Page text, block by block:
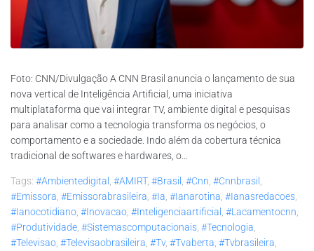
Foto: CNN/Divulgação A CNN Brasil anuncia o lançamento de sua
nova vertical de Inteligência Artificial, uma iniciativa
multiplataforma que vai integrar TV, ambiente digital e pesquisas
para analisar como a tecnologia transforma os negócios, o
comportamento e a sociedade. Indo além da cobertura técnica
tradicional de softwares e hardwares, o...
Tags: #ambientedigital #AMIRT, #brasil #cnn #cnnbrasil
#emissora #emissorabrasileira #ia #ianarotina #ianasredacoes
#ianocotidiano #inovacao #inteligenciaartificial #lacamentocnn
#produtividade #sistemascomputacionais #tecnologia
#televisao #televisaobrasileira #tv, #tvaberta #tvbrasileira